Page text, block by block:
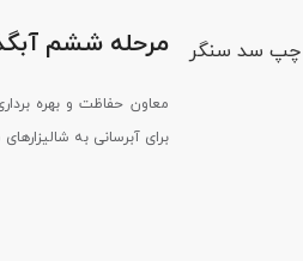
مرحله ششم
معاون حفاظت و بهره
برای آبرسانی به